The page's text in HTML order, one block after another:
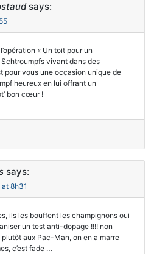
says:
« Un toit pour un
vivant dans des
pour vous une occasion unique de
heureux en lui offrant un
bon cœur !
says:
8h31
ils les bouffent les champignons oui
un test anti-dopage !!!! non
aux Pac-Man, on en a marre
c’est fade …